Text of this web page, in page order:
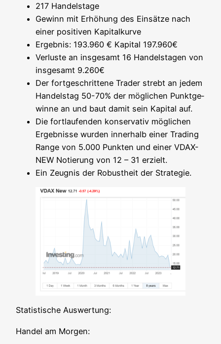
217 Han­dels­ta­ge
Gewinn mit Erhö­hung des Ein­sät­ze nach
einer posi­ti­ven Kapitalkurve
Ergeb­nis: 193.960 € Kapi­tal 197.960€
Ver­lus­te an ins­ge­samt 16 Han­dels­ta­gen von
ins­ge­samt 9.260€
Der fort­ge­schrit­te­ne Trader strebt an jedem
Han­dels­tag 50-70% der mög­li­chen Punkt­ge­
win­ne an und baut damit sein Kapi­tal auf.
Die fort­lau­fen­den kon­ser­va­tiv mög­li­chen
Ergeb­nis­se wur­den inner­halb einer Tra­ding
Ran­ge von 5.000 Punk­ten und einer VDAX-
NEW Notie­rung von 12 – 31 erzielt.
Ein Zeug­nis der Robust­heit der Strategie.
Sta­tis­ti­sche Auswertung:
Han­del am Morgen: